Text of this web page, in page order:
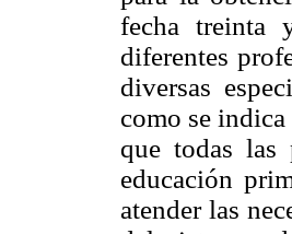
fecha treinta
diferentes
diversas
como se indica
que todas las
educación
atender las